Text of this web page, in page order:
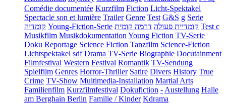
Comédie documentée Kurzfilm Fiction Licht-Spektakel
Spectacle son et lumière Trailer Genre Test G&S g Serie
קומדיה Young-Fiction-Serie קומדיית פעולה דרמה קומית
Test c
Musikfilm Musikdokumentation Young Fiction TV-Serie
Doku Reportage Science Fiction Tanzfilm Science-Fiction
Lichtspektakel sdf Drama TV-Serie Biographie Docutainment
Filmfestival Western Festival Romantik TV-Sendung
Spielfilm Genres Horror-Thriller Satire Divers History True
Crime TV-Show Multimedia-Installation Martial Arts
Familienfilm Kurzfilmfestival Dokufiction - Austellung Halle
am Berghain Berlin Familie / Kinder Kdrama